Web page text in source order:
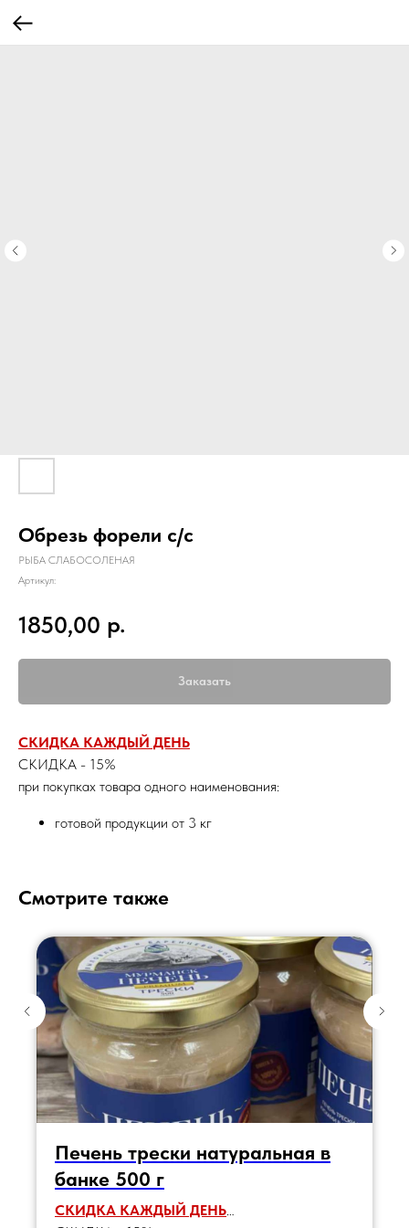
Обрезь форели с/с
РЫБА СЛАБОСОЛЕНАЯ
Артикул:
1850,00 р.
Заказать
СКИДКА КАЖДЫЙ ДЕНЬ
СКИДКА - 15%
при покупках товара одного наименования:
готовой продукции от 3 кг
Смотрите также
Печень трески натуральная в
банке 500 г
СКИДКА КАЖДЫЙ ДЕНЬ